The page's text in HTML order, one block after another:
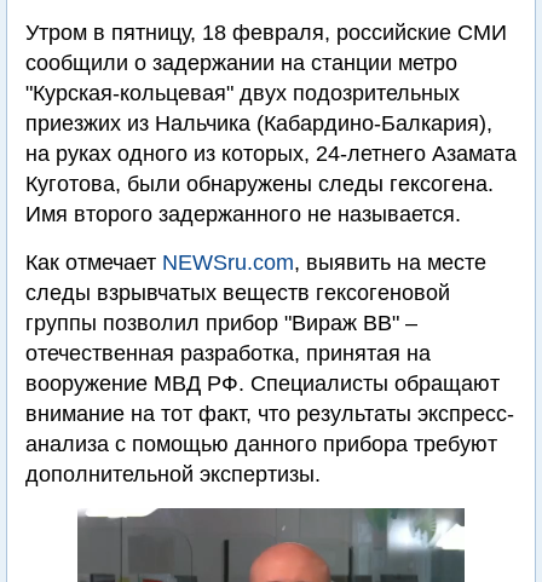
Утром в пятницу, 18 февраля, российские СМИ
сообщили о задержании на станции метро
"Курская-кольцевая" двух подозрительных
приезжих из Нальчика (Кабардино-Балкария),
на руках одного из которых, 24-летнего Азамата
Куготова, были обнаружены следы гексогена.
Имя второго задержанного не называется.
Как отмечает NEWSru.com, выявить на месте
следы взрывчатых веществ гексогеновой
группы позволил прибор "Вираж ВВ" –
отечественная разработка, принятая на
вооружение МВД РФ. Специалисты обращают
внимание на тот факт, что результаты экспресс-
анализа с помощью данного прибора требуют
дополнительной экспертизы.